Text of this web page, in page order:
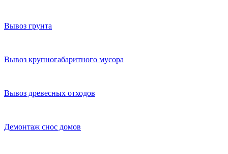
Вывоз грунта
Вывоз крупногабаритного мусора
Вывоз древесных отходов
Демонтаж снос домов